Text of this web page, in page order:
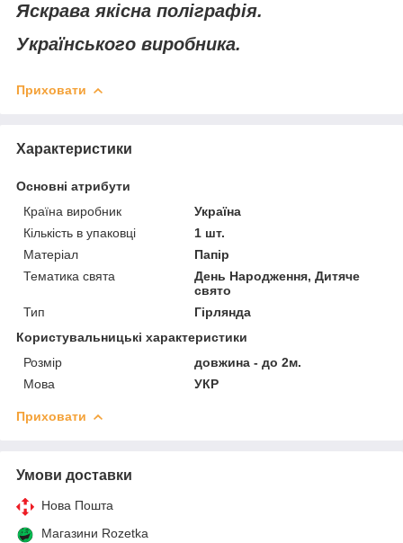
Яскрава якісна поліграфія.
Українського виробника.
Приховати
Характеристики
Основні атрибути
Країна виробник
Україна
Кількість в упаковці
1 шт.
Матеріал
Папір
Тематика свята
День Народження, Дитяче
свято
Тип
Гірлянда
Користувальницькі характеристики
Розмір
довжина - до 2м.
Мова
УКР
Приховати
Умови доставки
Нова Пошта
Магазини Rozetka